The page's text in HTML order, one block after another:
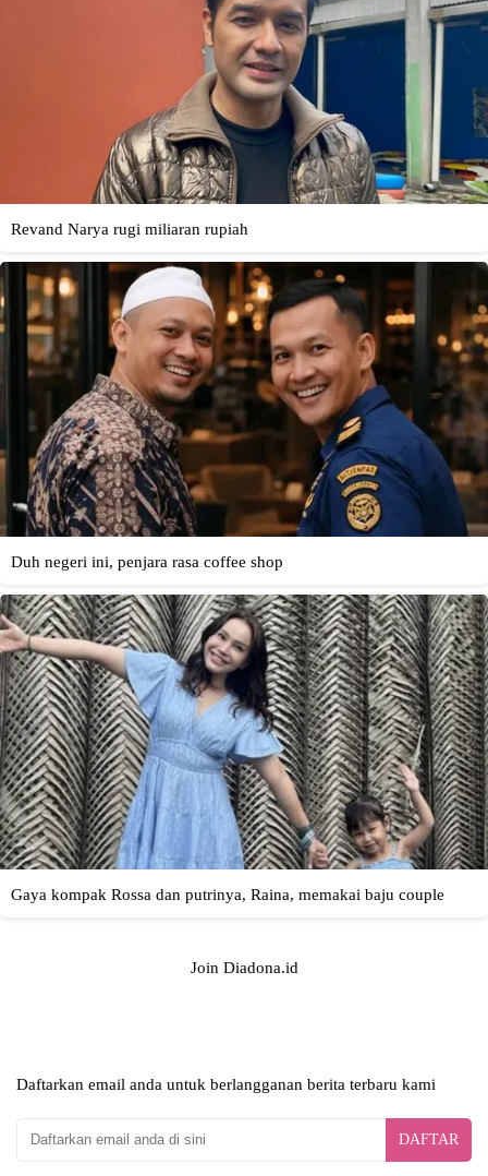
Join Diadona.id
Daftarkan email anda untuk berlangganan berita terbaru kami
DAFTAR